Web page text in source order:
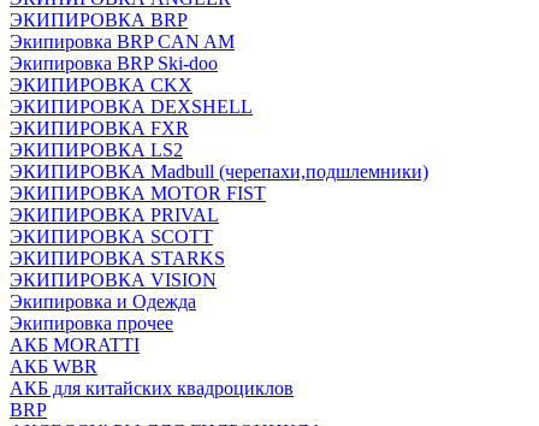
ЭКИПИРОВКА BRP
Экипировка BRP CAN AM
Экипировка BRP Ski-doo
ЭКИПИРОВКА CKX
ЭКИПИРОВКА DEXSHELL
ЭКИПИРОВКА FXR
ЭКИПИРОВКА LS2
ЭКИПИРОВКА Madbull (черепахи,подшлемники)
ЭКИПИРОВКА MOTOR FIST
ЭКИПИРОВКА PRIVAL
ЭКИПИРОВКА SCOTT
ЭКИПИРОВКА STARKS
ЭКИПИРОВКА VISION
Экипировка и Одежда
Экипировка прочее
АКБ MORATTI
АКБ WBR
АКБ для китайских квадроциклов
BRP